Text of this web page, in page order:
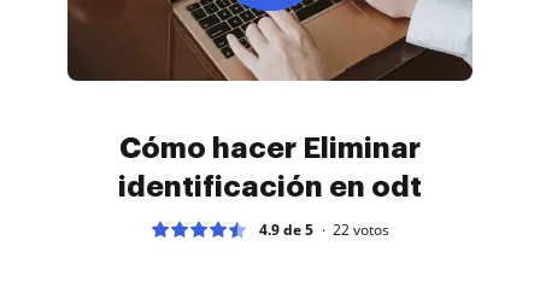
Cómo hacer Eliminar
identificación en odt
4.9 de 5 22votos